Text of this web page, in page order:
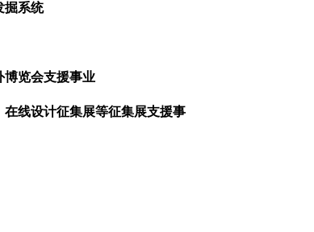
掘系统
博览会支援事业
线设计征集展等征集展支援事